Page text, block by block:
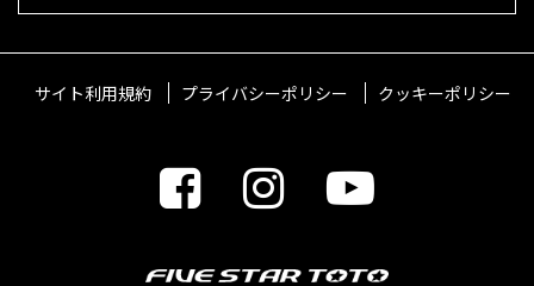
サイト利用規約 プライバシーポリシー クッキーポリシー